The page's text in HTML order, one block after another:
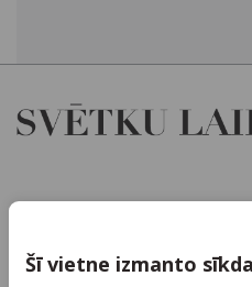
Šī vietne izmanto
Reklāma